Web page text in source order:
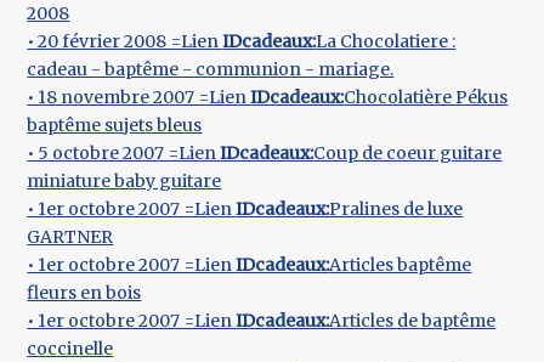
2008
• 20 février 2008 =LienIDcadeaux:La Chocolatiere :
cadeau - baptême - communion - mariage.
• 18 novembre 2007 =LienIDcadeaux:Chocolatière Pékus
baptême sujets bleus
• 5 octobre 2007 =LienIDcadeaux:Coup de coeur guitare
miniature baby guitare
• 1er octobre 2007 =LienIDcadeaux:Pralines de luxe
GARTNER
• 1er octobre 2007 =LienIDcadeaux:Articles baptême
fleurs en bois
• 1er octobre 2007 =LienIDcadeaux:Articles de baptême
coccinelle